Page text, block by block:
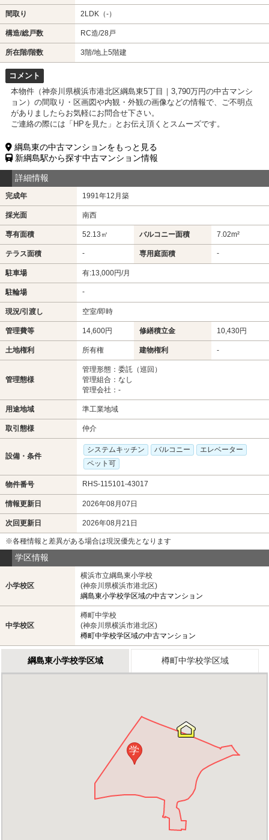
間取り 2LDK（-）
構造/総戸数 RC造/28戸
所在階/階数 3階/地上5階建
コメント
本物件（神奈川県横浜市港北区綱島東5丁目｜3,790万円の中古マンシ
ョン）の間取り・区画図や内観・外観の画像などの情報で、ご不明点
がありましたらお気軽にお問合せ下さい。
ご連絡の際には「HPを見た」とお伝え頂くとスムーズです。
綱島東の中古マンションをもっと見る
新綱島駅から探す中古マンション情報
詳細情報
完成年 1991年12月築
採光面 南西
専有面積 52.13㎡ バルコニー面積 7.02m²
テラス面積 - 専用庭面積 -
駐車場 有:13,000円/月
駐輪場 -
現況/引渡し 空室/即時
管理費等 14,600円 修繕積立金 10,430円
土地権利 所有権 建物権利 -
管理態様
管理形態：委託（巡回）
管理組合：なし
管理会社：-
用途地域 準工業地域
取引態様 仲介
設備・条件
システムキッチン バルコニー
エレベーター
ペット可
物件番号 RHS-115101-43017
情報更新日 2026年08月07日
次回更新日 2026年08月21日
※各種情報と差異がある場合は現況優先となります
学区情報
小学校区
横浜市立綱島東小学校
(神奈川県横浜市港北区)
綱島東小学校学区域の中古マンション
中学校区
樽町中学校
(神奈川県横浜市港北区)
樽町中学校学区域の中古マンション
綱島東小学校学区域 樽町中学校学区域
学